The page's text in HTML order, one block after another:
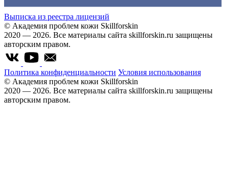
Выписка из реестра лицензий
© Академия проблем кожи Skillforskin
2020 — 2026. Все материалы сайта skillforskin.ru защищены
авторским правом.
Политика конфиденциальности Условия использования
© Академия проблем кожи Skillforskin
2020 — 2026. Все материалы сайта skillforskin.ru защищены
авторским правом.